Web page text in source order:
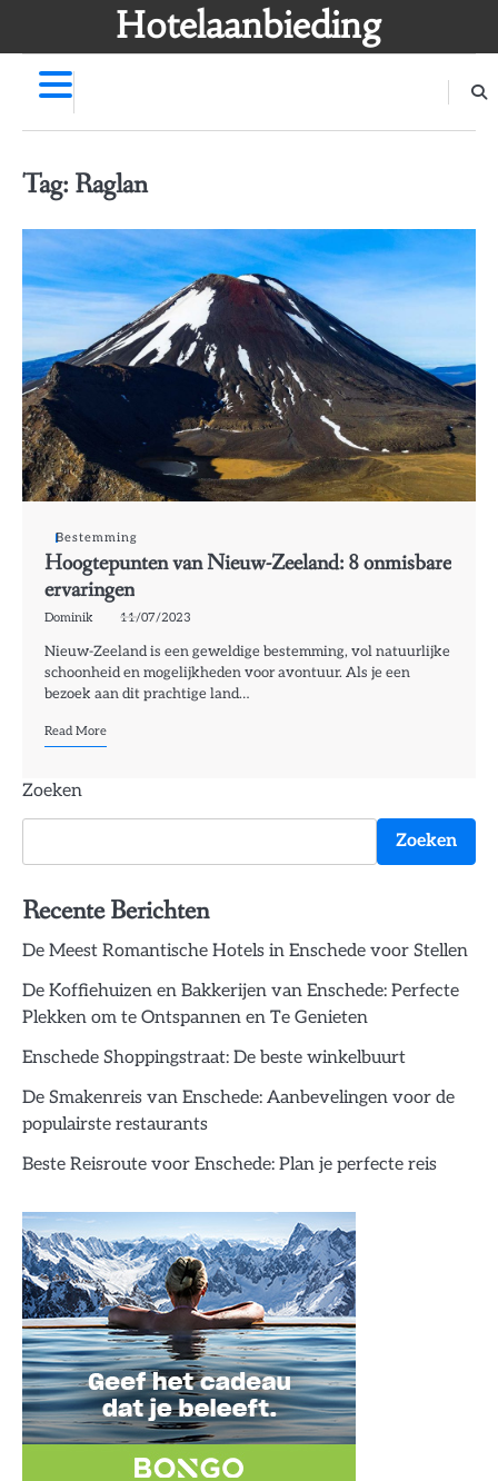
Hotelaanbieding
Tag: Raglan
Bestemming
Hoogtepunten van Nieuw-Zeeland: 8 onmisbare
ervaringen
Dominik 11/07/2023
Nieuw-Zeeland is een geweldige bestemming, vol natuurlijke
schoonheid en mogelijkheden voor avontuur. Als je een
bezoek aan dit prachtige land…
Read More
Zoeken
Zoeken
Recente Berichten
De Meest Romantische Hotels in Enschede voor Stellen
De Koffiehuizen en Bakkerijen van Enschede: Perfecte
Plekken om te Ontspannen en Te Genieten
Enschede Shoppingstraat: De beste winkelbuurt
De Smakenreis van Enschede: Aanbevelingen voor de
populairste restaurants
Beste Reisroute voor Enschede: Plan je perfecte reis